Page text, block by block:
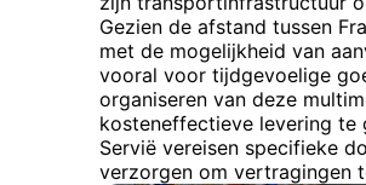
Gezien de afstand tussen
met de mogelijkheid van
vooral voor tijdgevoelige
organiseren van deze
kosteneffectieve levering te
Servië vereisen specifieke
verzorgen om vertragingen